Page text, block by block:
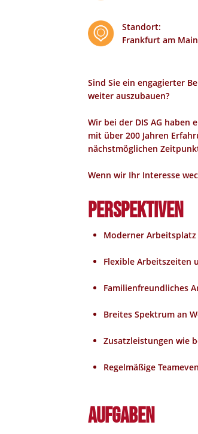
Standort:
Frankfurt am Main
Sind Sie ein engagierter
weiter auszubauen?
Wir bei der DIS AG
mit über 200 Jahren
nächstmöglichen
Wenn wir Ihr Interesse
Perspektiven
Moderner Arbeitsplatz
Flexible Arbeitszeiten
Familienfreundliches
Breites Spektrum an
Zusatzleistungen wie
Regelmäßige
Aufgaben